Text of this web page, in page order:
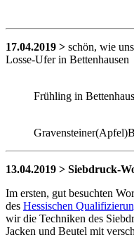
17.04.2019 > schön, wie
Losse-Ufer in Bettenhausen
Frühling in
13.04.2019 > Siebdruck-
Im ersten, gut besuchten
des Hessischen
wir die Techniken des
Jacken und Beutel mit